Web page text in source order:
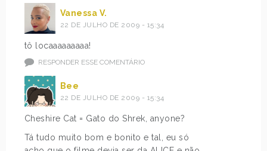
Vanessa V.
22 DE JULHO DE 2009 - 15:34
tô locaaaaaaaaa!
RESPONDER ESSE COMENTÁRIO
Bee
22 DE JULHO DE 2009 - 15:34
Cheshire Cat = Gato do Shrek, anyone?
Tá tudo muito bom e bonito e tal, eu só